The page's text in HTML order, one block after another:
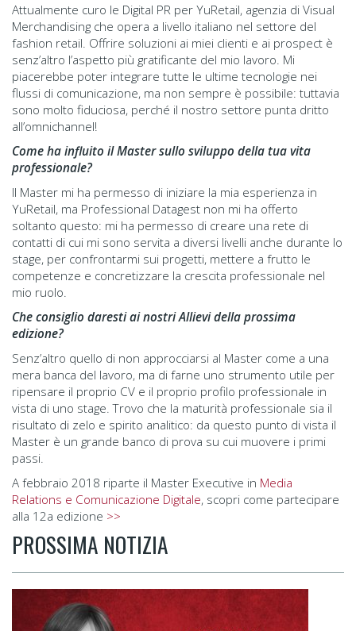
Attualmente curo le Digital PR per YuRetail, agenzia di Visual
Merchandising che opera a livello italiano nel settore del
fashion retail. Offrire soluzioni ai miei clienti e ai prospect è
senz’altro l’aspetto più gratificante del mio lavoro. Mi
piacerebbe poter integrare tutte le ultime tecnologie nei
flussi di comunicazione, ma non sempre è possibile: tuttavia
sono molto fiduciosa, perché il nostro settore punta dritto
all’omnichannel!
Come ha influito il Master sullo sviluppo della tua vita
professionale?
Il Master mi ha permesso di iniziare la mia esperienza in
YuRetail, ma Professional Datagest non mi ha offerto
soltanto questo: mi ha permesso di creare una rete di
contatti di cui mi sono servita a diversi livelli anche durante lo
stage, per confrontarmi sui progetti, mettere a frutto le
competenze e concretizzare la crescita professionale nel
mio ruolo.
Che consiglio daresti ai nostri Allievi della prossima
edizione?
Senz’altro quello di non approcciarsi al Master come a una
mera banca del lavoro, ma di farne uno strumento utile per
ripensare il proprio CV e il proprio profilo professionale in
vista di uno stage. Trovo che la maturità professionale sia il
risultato di zelo e spirito analitico: da questo punto di vista il
Master è un grande banco di prova su cui muovere i primi
passi.
A febbraio 2018 riparte il Master Executive in Media
Relations e Comunicazione Digitale, scopri come partecipare
alla 12a edizione >>
PROSSIMA NOTIZIA